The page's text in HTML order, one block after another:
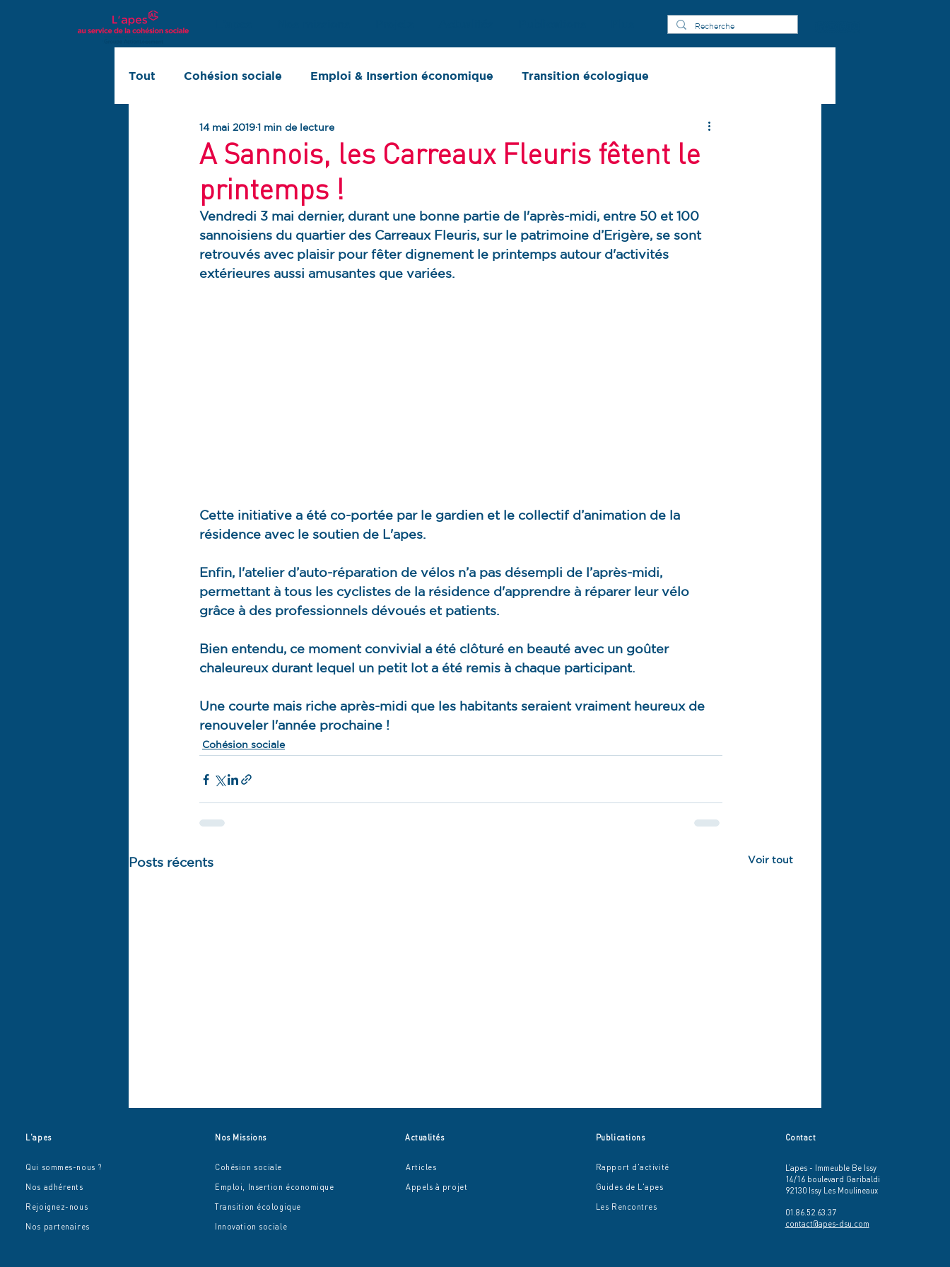
Tout Cohésion sociale Emploi & Insertion économique Transition écologique
Innovation sociale Rapport d'activité
A Sannois, les Carreaux Fleuris fêtent le
printemps !
14 mai 20191 min de lecture
Vendredi 3 mai dernier, durant une bonne partie de l'après-midi, entre 50 et 100
sannoisiens du quartier des Carreaux Fleuris, sur le patrimoine d’Erigère, se sont
retrouvés avec plaisir pour fêter dignement le printemps autour d'activités
extérieures aussi amusantes que variées.
Cette initiative a été co-portée par le gardien et le collectif d’animation de la
résidence avec le soutien de L'apes.
Enfin, l'atelier d’auto-réparation de vélos n’a pas désempli de l’après-midi,
permettant à tous les cyclistes de la résidence d'apprendre à réparer leur vélo
grâce à des professionnels dévoués et patients.
Bien entendu, ce moment convivial a été clôturé en beauté avec un goûter
chaleureux durant lequel un petit lot a été remis à chaque participant.
Une courte mais riche après-midi que les habitants seraient vraiment heureux de
renouveler l'année prochaine !
Cohésion sociale
Posts récents Voir tout
Un après-midi festif et
L'apes
Qui sommes-nous ?
Nos adhérents
Rejoignez-nous
Nos partenaires
Nos Missions
Cohésion sociale
Emploi, Insertion économique
Transition écologique
Innovation sociale
Actualités
Articles
Appel s à projet
Publications
Rapport d'activité
Guides de L'apes
Les R encontres
Contact
L’apes - Immeuble Be Issy
14/16 boulevard Garibaldi
92130 Issy Les Moulineaux
01.86.52.63.37
contact@apes-dsu.com